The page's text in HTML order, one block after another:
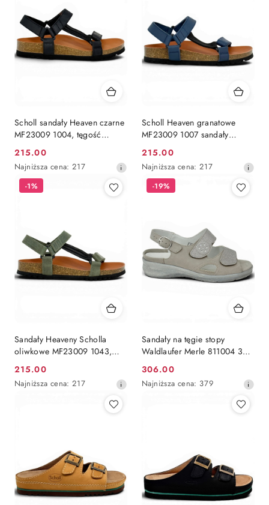
obniżką
Scholl sandały Heaven czarne
MF23009 1004, tęgość
Cena
promocyjna:
215.00
Najniższa
cena
Najniższa cena: 217
Scholl Heaven granatowe
MF23009 1007 sandały
G
Cena
promocyjna:
215.00
Najniższa
cena
obniżką
Najniższa cena: 217
Sandały Heaveny Scholla
oliwkowe MF23009 1043,
tęgość regulowana E-F-G
Cena
promocyjna:
215.00
Najniższa
Najniższa cena: 217
-1%
Sandały na tęgie stopy
Waldlaufer Merle 811004 324
070 szare, duża tęgość M-N
Cena
promocyjna:
306.00
Najniższa
Najniższa cena: 379
-19%